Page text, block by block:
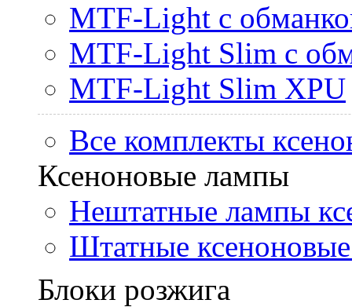
MTF-Light с
MTF-Light Slim с
MTF-Light Slim XPU
Все комплекты
Ксеноновые лампы
Нештатные лампы
Штатные
Блоки розжига